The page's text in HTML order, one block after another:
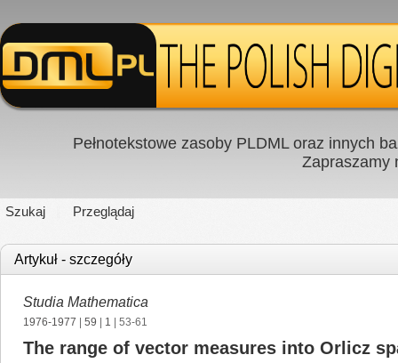
Pełnotekstowe zasoby PLDML oraz innych
Zapraszamy
Szukaj Przeglądaj
Artykuł - szczegóły
Studia Mathematica
1976-1977 59 1 | 53-61
The range of vector measures into Orlicz